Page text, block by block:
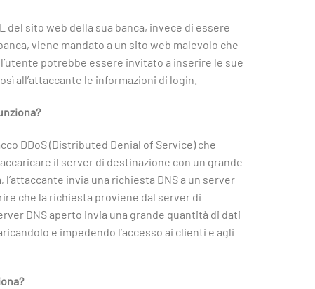
del sito web della sua banca, invece di essere
viene mandato a un sito web malevolo che
potrebbe essere invitato a inserire le sue
all’attaccante le informazioni di login.
DDoS (Distributed Denial of Service) che
il server di destinazione con un grande
invia una richiesta DNS a un server
che la richiesta proviene dal server di
DNS aperto invia una grande quantità di dati
e impedendo l’accesso ai clienti e agli